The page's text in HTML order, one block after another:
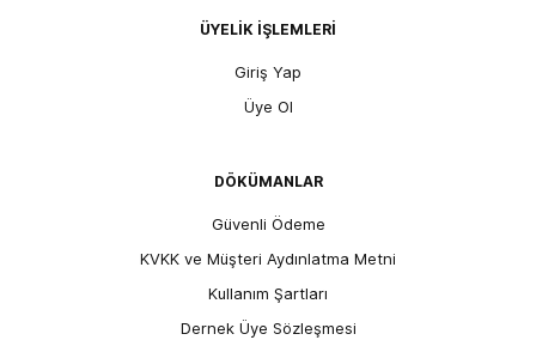
ÜYELİK İŞLEMLERİ
Giriş Yap
Üye Ol
DÖKÜMANLAR
Güvenli Ödeme
KVKK ve Müşteri Aydınlatma Metni
Kullanım Şartları
Dernek Üye Sözleşmesi